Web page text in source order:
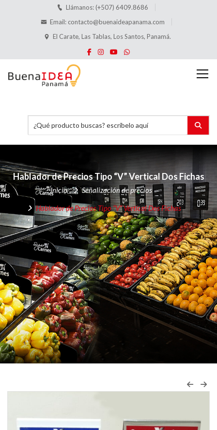
Llámanos: (+507) 6409.8686
Email: contacto@buenaideapanama.com
El Carate, Las Tablas, Los Santos, Panamá.
Hablador de Precios Tipo “V”Vertical Dos Fichas
Inicio Señalización de precios
Hablador de Precios Tipo “V”Vertical Dos Fichas